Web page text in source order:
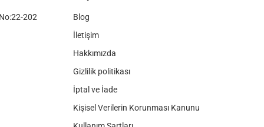
202
Blog
İletişim
Hakkımızda
Gizlilik politikası
İptal ve İade
Kişisel Verilerin Korunması Kanunu